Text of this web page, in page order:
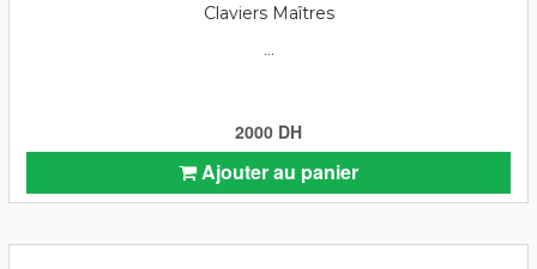
Claviers Maîtres
2000 DH
Ajouter au panier